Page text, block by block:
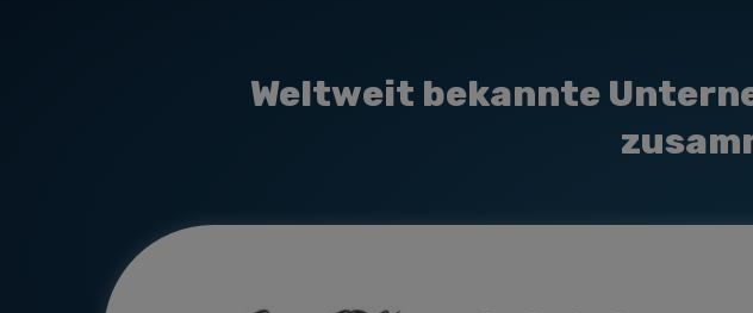
Weltweit bekannte